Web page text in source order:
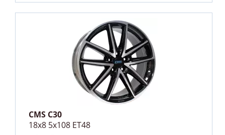
CMS C30
18x8 5x108 ET48